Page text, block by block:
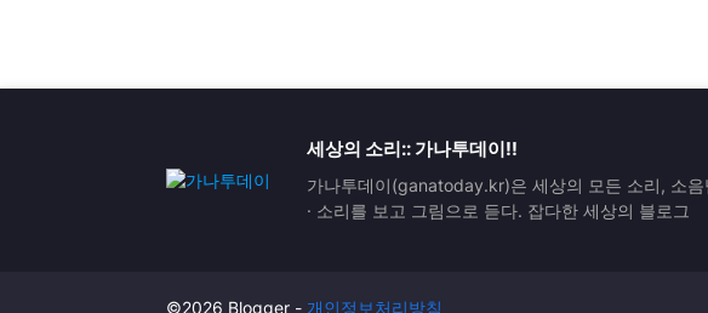
세상의 소리:: 가나투데이!!
가나투데이(ganatoday.kr)은 세상의 모든 소리, 소음
· 소리를 보고 그림으로 듣다. 잡다한 세상의 블로그
©2026 Blogger - 개인정보처리방침